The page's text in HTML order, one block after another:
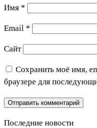
Имя *
Email *
Сайт
Сохранить моё имя,
браузере для
Последние новости